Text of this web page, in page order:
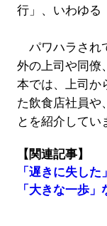
行」、いわゆる
パワハラされ
外の上司や同僚
本では、上司か
た飲食店社員や
とを紹介してい
【関連記事】
「遅きに失し
「大きな一歩」